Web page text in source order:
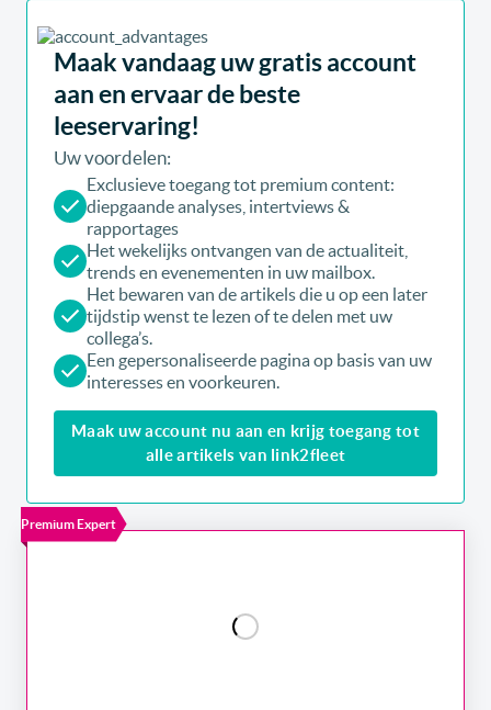
Maak vandaag uw gratis account
aan en ervaar de beste
leeservaring!
Uw voordelen:
Exclusieve toegang tot premium content:
diepgaande analyses, intertviews &
rapportages
Het wekelijks ontvangen van de actualiteit,
trends en evenementen in uw mailbox.
Het bewaren van de artikels die u op een later
tijdstip wenst te lezen of te delen met uw
collega’s.
Een gepersonaliseerde pagina op basis van uw
interesses en voorkeuren.
Maak uw account nu aan en krijg toegang tot
alle artikels van link2fleet
Premium Expert